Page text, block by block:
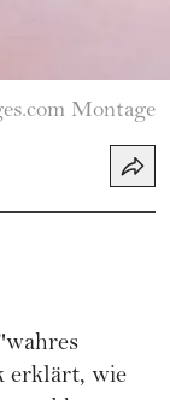
Montage
erklärt, wie